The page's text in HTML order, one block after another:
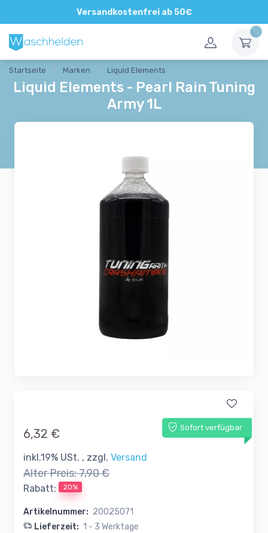
Versandkostenfrei ab 50€
Direkte und persönliche Beratung
Startseite Marken Liquid Elements
Liquid Elements - Pearl Rain Tuning
Army 1L
Sofort verfügbar
6,32 €
inkl.19% USt. , zzgl. Versand
Alter Preis:7,90 €
Rabatt: 20%
Artikelnummer: 20025071
Lieferzeit: 1 - 3 Werktage